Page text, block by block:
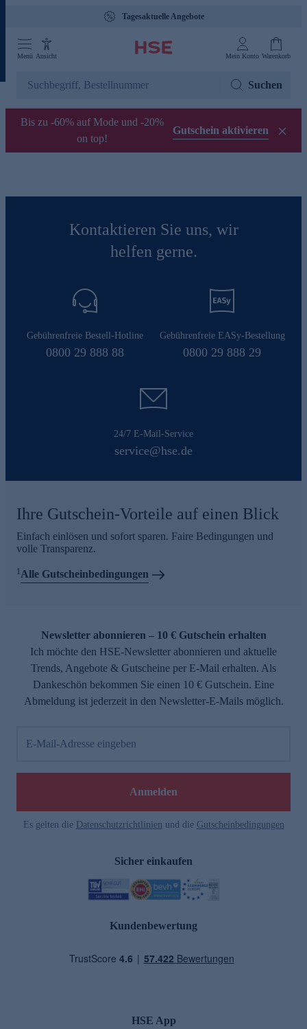
Tagesaktuelle Angebote
Menü Ansicht Mein Konto Warenkorb
Suchen
Bis zu -60% auf Mode und -20%
on top!
Gutschein aktivieren
Kontaktieren Sie uns, wir
helfen gerne.
Gebührenfreie Bestell-Hotline
0800 29 888 88
Gebührenfreie EASy-Bestellung
0800 29 888 29
24/7 E-Mail-Service
service@hse.de
Ihre Gutschein-Vorteile auf einen Blick
Einfach einlösen und sofort sparen. Faire Bedingungen und
volle Transparenz.
1Alle Gutscheinbedingungen
Newsletter abonnieren – 10 € Gutschein erhalten
Ich möchte den HSE-Newsletter abonnieren und aktuelle
Trends, Angebote & Gutscheine per E-Mail erhalten. Als
Dankeschön bekommen Sie einen 10 € Gutschein. Eine
Abmeldung ist jederzeit in den Newsletter-E-Mails möglich.
E-Mail-Adresse eingeben
Anmelden
Es gelten die Datenschutzrichtlinien und die Gutscheinbedingungen
Sicher einkaufen
Kundenbewertung
HSE App